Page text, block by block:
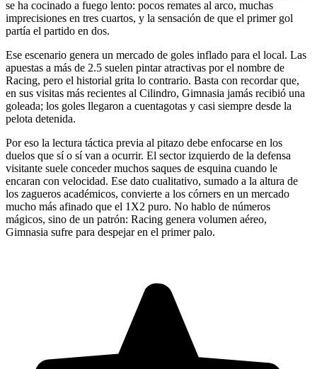
se ha cocinado a fuego lento: pocos remates al arco, muchas
imprecisiones en tres cuartos, y la sensación de que el primer gol
partía el partido en dos.
Ese escenario genera un mercado de goles inflado para el local. Las
apuestas a más de 2.5 suelen pintar atractivas por el nombre de
Racing, pero el historial grita lo contrario. Basta con recordar que,
en sus visitas más recientes al Cilindro, Gimnasia jamás recibió una
goleada; los goles llegaron a cuentagotas y casi siempre desde la
pelota detenida.
Por eso la lectura táctica previa al pitazo debe enfocarse en los
duelos que sí o sí van a ocurrir. El sector izquierdo de la defensa
visitante suele conceder muchos saques de esquina cuando le
encaran con velocidad. Ese dato cualitativo, sumado a la altura de
los zagueros académicos, convierte a los córners en un mercado
mucho más afinado que el 1X2 puro. No hablo de números
mágicos, sino de un patrón: Racing genera volumen aéreo,
Gimnasia sufre para despejar en el primer palo.